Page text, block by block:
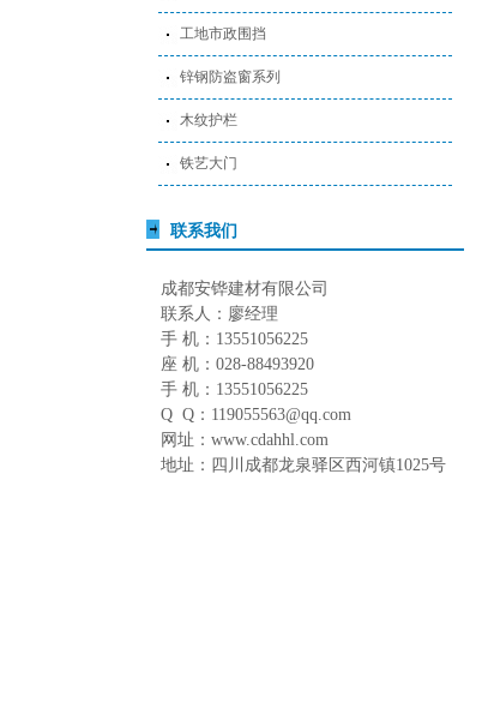
工地市政围挡
锌钢防盗窗系列
木纹护栏
铁艺大门
联系我们
成都安铧建材有限公司
联系人：廖经理
手 机：13551056225
座 机：028-88493920
手 机：13551056225
Q Q：119055563@qq.com
网址：www.cdahhl.com
地址：四川成都龙泉驿区西河镇1025号